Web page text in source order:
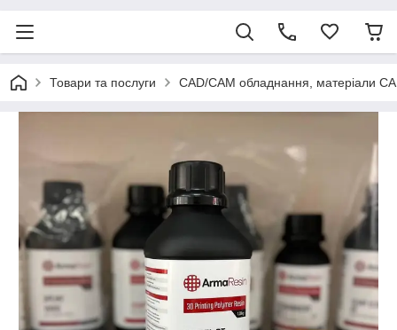
Товари та послуги CAD/CAM обладнання, матеріали